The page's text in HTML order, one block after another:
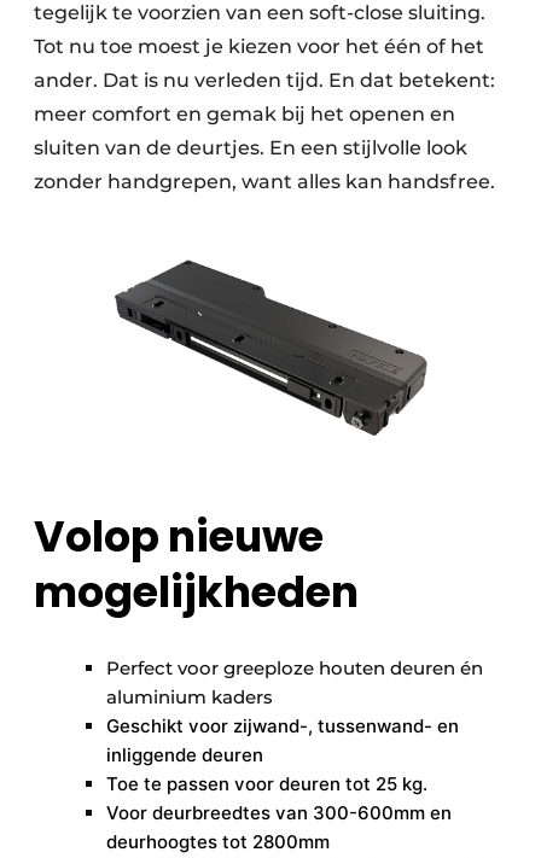
tegelijk te voorzien van een soft-close sluiting.
Tot nu toe moest je kiezen voor het één of het
ander. Dat is nu verleden tijd. En dat betekent:
meer comfort en gemak bij het openen en
sluiten van de deurtjes. En een stijlvolle look
zonder handgrepen, want alles kan handsfree.
Volop nieuwe
mogelijkheden
Perfect voor greeploze houten deuren én
aluminium kaders
Geschikt voor zijwand-, tussenwand- en
inliggende deuren
Toe te passen voor deuren tot 25 kg.
Voor deurbreedtes van 300-600mm en
deurhoogtes tot 2800mm